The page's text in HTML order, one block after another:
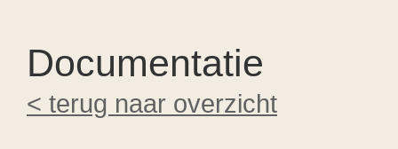
Documentatie
< terug naar overzicht